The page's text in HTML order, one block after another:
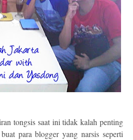
tongsis saat ini tidak kalah penting
para blogger yang narsis seperti